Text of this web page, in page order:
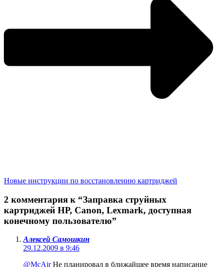
Новые инструкции по восстановлению картриджей
2 комментария к “Заправка струйных
картриджей HP, Canon, Lexmark, доступная
конечному пользователю”
Алексей Самошкин
29.12.2009 в 9:46
@McAirНе планировал в ближайшее время написание